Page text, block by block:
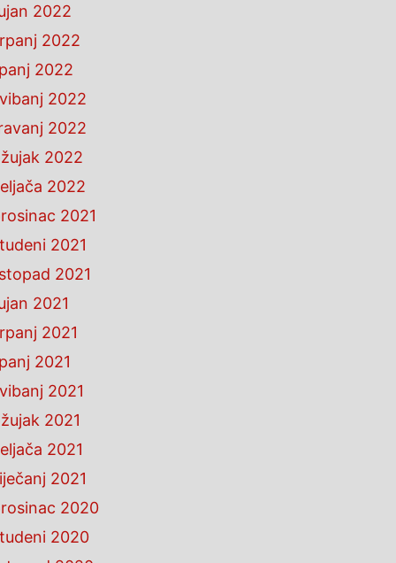
2022
2022
2022
2022
2022
2022
2022
2021
2021
2021
2021
2021
2021
2021
2021
2021
2021
2020
2020